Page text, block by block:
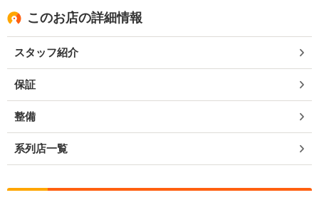
このお店の詳細情報
スタッフ紹介
保証
整備
系列店一覧